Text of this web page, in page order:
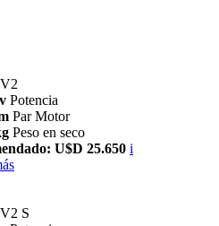
Potencia
Par Motor
Peso en seco
U$D 25.650 i
S